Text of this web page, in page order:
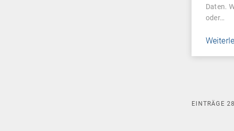
Daten.
oder…
EINTRÄGE 28